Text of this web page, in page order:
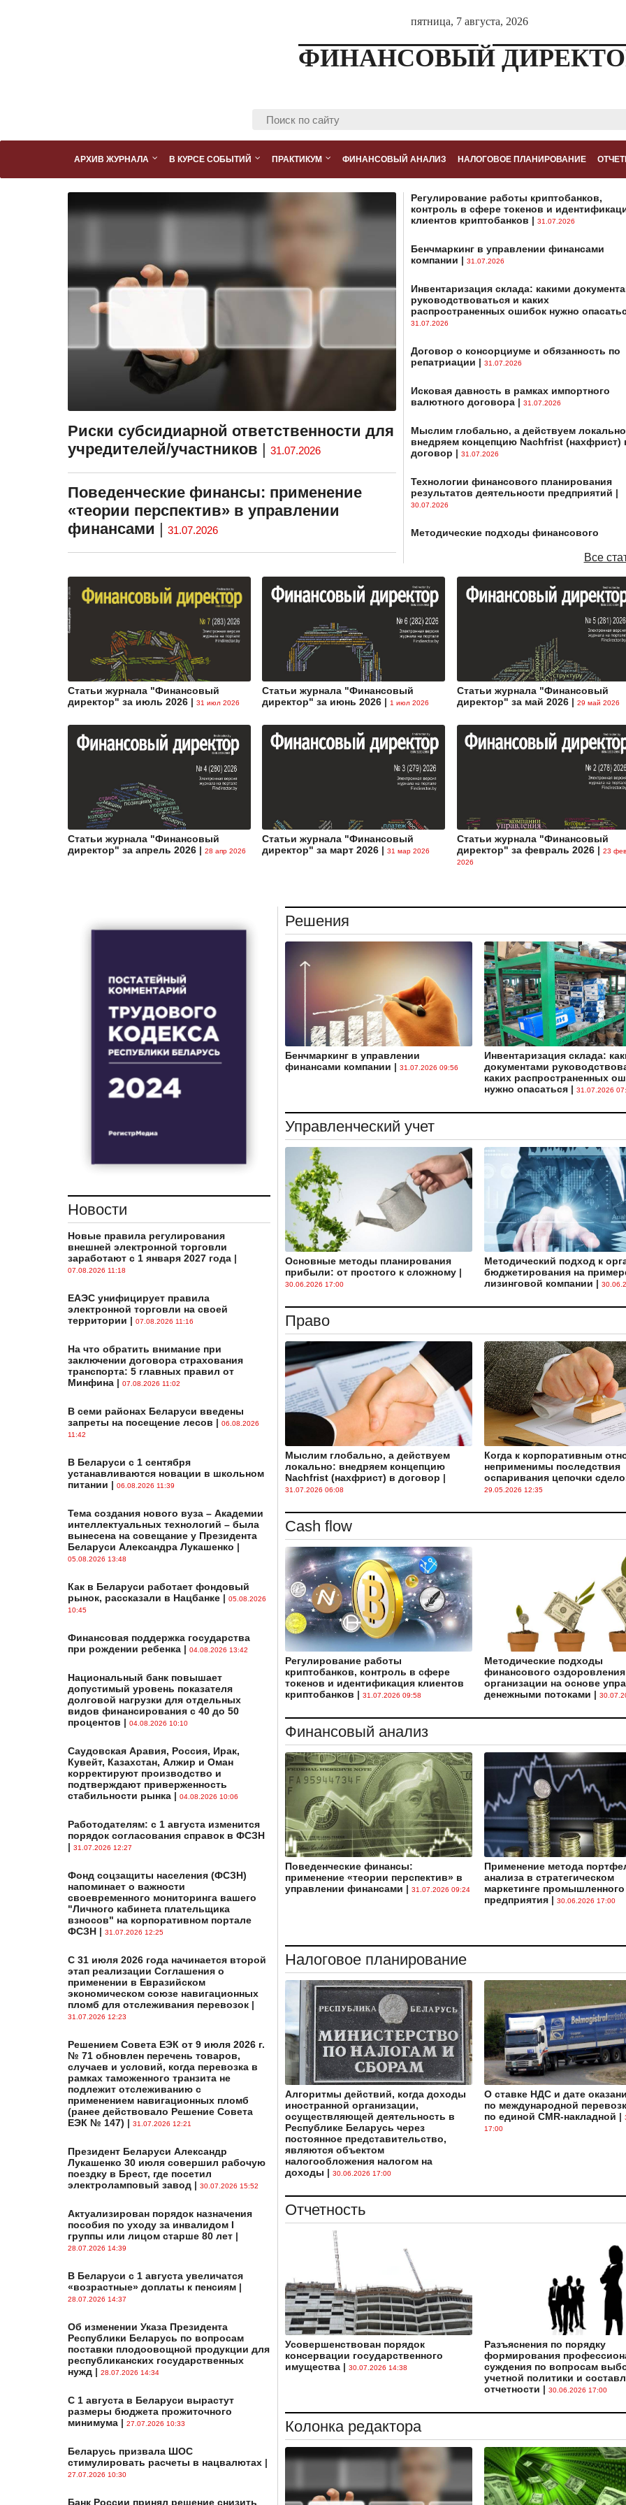
пятница, 7 августа, 2026
ФИНАНСОВЫЙ
АРХИВ ЖУРНАЛА В КУРСЕ СОБЫТИЙ ПРАКТИКУМ ФИНАНСОВЫЙ АНАЛИЗ НАЛОГОВОЕ ПЛАНИРОВАНИЕ
Риски субсидиарной ответственности для
учредителей/участников
31.07.2026
Поведенческие финансы: применение
«теории перспектив» в управлении
финансами
31.07.2026
Регулирование работы криптобанков,
контроль в сфере токенов и
клиентов криптобанков |31.07.2026
Бенчмаркинг в управлении финансами
компании |31.07.2026
Инвентаризация склада: какими
руководствоваться и каких
распространенных ошибок нужно
31.07.2026
Договор о консорциуме и обязанность по
репатриации |31.07.2026
Исковая давность в рамках импортного
валютного договора |31.07.2026
Мыслим глобально, а действуем
внедряем концепцию Nachfrist (нахфрист)
договор |31.07.2026
Технологии финансового планирования
результатов деятельности предприятий |
30.07.2026
Методические подходы финансового
|30.07.2026
Управление денежными потоками в
компании: как выбрать подходящий метод
анализа движения денежных средств|
30.07.2026
Усовершенствован порядок консервации
государственного имущества
Все
Статьи журнала "Финансовый
директор" за июль 2026 | 31 июл 2026
Статьи журнала "Финансовый
директор" за июнь 2026 | 1 июл 2026
Статьи журнала "Финансовый
директор" за май 2026| 29 май 2026
Статьи журнала "Финансовый
директор" за апрель 2026 | 28 апр 2026
Статьи журнала "Финансовый
директор" за март 2026 |31 мар 2026
Статьи журнала "Финансовый
директор" за февраль 2026| 23 фев
2026
Решения
Бенчмаркинг в управлении
финансами компании | 31.07.2026 09:56
Инвентаризация склада:
документами
каких распространенных
нужно опасаться| 31.07.2026
Управленческий учет
Основные методы планирования
прибыли: от простого к сложному|
30.06.2026 17:00
Методический подход к
бюджетирования на
лизинговой компании |
Право
Мыслим глобально, а действуем
локально: внедряем концепцию
Nachfrist (нахфрист) в договор |
31.07.2026 06:08
Когда к корпоративным
неприменимы последствия
оспаривания цепочки
29.05.2026 12:35
Cash flow
Регулирование работы
криптобанков, контроль в сфере
токенов и идентификация клиентов
криптобанков | 31.07.2026 09:58
Методические подходы
финансового оздоровления
организации на основе
денежными потоками |
Финансовый анализ
Поведенческие финансы:
применение «теории перспектив» в
управлении финансами | 31.07.2026 09:24
Применение метода
анализа в стратегическом
маркетинге промышленного
предприятия| 30.06.2026 17:00
Налоговое планирование
Алгоритмы действий, когда доходы
иностранной организации,
осуществляющей деятельность в
Республике Беларусь через
постоянное представительство,
являются объектом
налогообложения налогом на
доходы | 30.06.2026 17:00
О ставке НДС и дате
по международной
по единой CMR-накладной |
17:00
Отчетность
Усовершенствован порядок
консервации государственного
имущества| 30.07.2026 14:38
Разъяснения по порядку
формирования
суждения по вопросам
учетной политики и
отчетности | 30.06.2026 17:00
Колонка редактора
Новости
Новые правила регулирования
внешней электронной торговли
заработают с 1 января 2027 года |
07.08.2026 11:18
ЕАЭС унифицирует правила
электронной торговли на своей
территории | 07.08.2026 11:16
На что обратить внимание при
заключении договора страхования
транспорта: 5 главных правил от
Минфина | 07.08.2026 11:02
В семи районах Беларуси введены
запреты на посещение лесов | 06.08.2026
11:42
В Беларуси с 1 сентября
устанавливаются новации в школьном
питании | 06.08.2026 11:39
Тема создания нового вуза – Академии
интеллектуальных технологий – была
вынесена на совещание у Президента
Беларуси Александра Лукашенко |
05.08.2026 13:48
Как в Беларуси работает фондовый
рынок, рассказали в Нацбанке | 05.08.2026
10:45
Финансовая поддержка государства
при рождении ребенка | 04.08.2026 13:42
Национальный банк повышает
допустимый уровень показателя
долговой нагрузки для отдельных
видов финансирования с 40 до 50
процентов | 04.08.2026 10:10
Саудовская Аравия, Россия, Ирак,
Кувейт, Казахстан, Алжир и Оман
корректируют производство и
подтверждают приверженность
стабильности рынка | 04.08.2026 10:06
Работодателям: с 1 августа изменится
порядок согласования справок в ФСЗН
| 31.07.2026 12:27
Фонд соцзащиты населения (ФСЗН)
напоминает о важности
своевременного мониторинга вашего
"Личного кабинета плательщика
взносов" на корпоративном портале
ФСЗН | 31.07.2026 12:25
С 31 июля 2026 года начинается второй
этап реализации Соглашения о
применении в Евразийском
экономическом союзе навигационных
пломб для отслеживания перевозок |
31.07.2026 12:23
Решением Совета ЕЭК от 9 июля 2026 г.
№ 71 обновлен перечень товаров,
случаев и условий, когда перевозка в
рамках таможенного транзита не
подлежит отслеживанию с
применением навигационных пломб
(ранее действовало Решение Совета
ЕЭК № 147) | 31.07.2026 12:21
Президент Беларуси Александр
Лукашенко 30 июля совершил рабочую
поездку в Брест, где посетил
электроламповый завод | 30.07.2026 15:52
Актуализирован порядок назначения
пособия по уходу за инвалидом I
группы или лицом старше 80 лет |
28.07.2026 14:39
В Беларуси с 1 августа увеличатся
«возрастные» доплаты к пенсиям |
28.07.2026 14:37
Об изменении Указа Президента
Республики Беларусь по вопросам
поставки плодоовощной продукции для
республиканских государственных
нужд | 28.07.2026 14:34
С 1 августа в Беларуси вырастут
размеры бюджета прожиточного
минимума | 27.07.2026 10:33
Беларусь призвала ШОС
стимулировать расчеты в нацвалютах |
27.07.2026 10:30
Банк России принял решение снизить